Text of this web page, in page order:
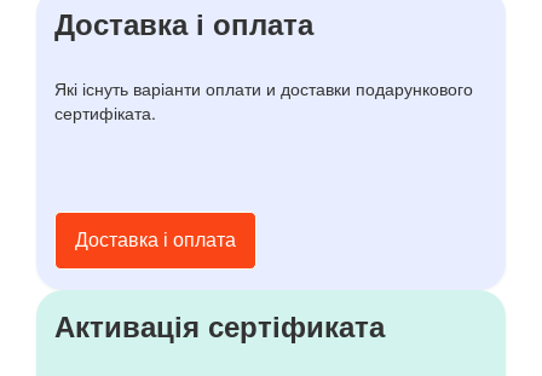
Доставка і оплата
Які існуть варіанти оплати и доставки подарункового
сертифіката.
Доставка і оплата
Активація сертіфиката